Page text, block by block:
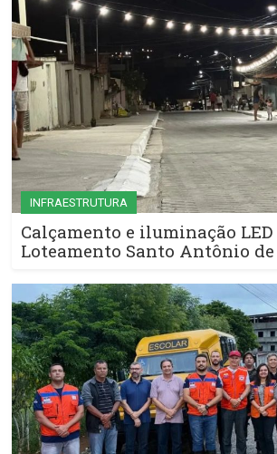
INFRAESTRUTURA
Calçamento e iluminação
Loteamento Santo Antônio